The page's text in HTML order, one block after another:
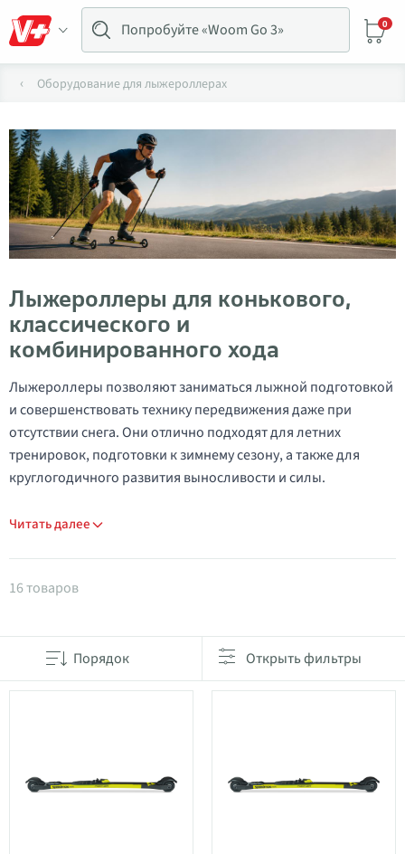
0
Оборудование для лыжероллерах
Лыжероллеры для конькового,
классического и
комбинированного хода
Лыжероллеры позволяют заниматься лыжной подготовкой
и совершенствовать технику передвижения даже при
отсутствии снега. Они отлично подходят для летних
тренировок, подготовки к зимнему сезону, а также для
круглогодичного развития выносливости и силы.
Читать далее
Товары в категории Лыжероллеры
16 товаров
Порядок Открыть фильтры